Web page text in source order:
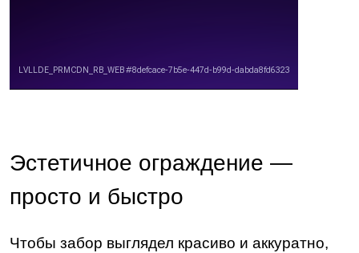
Эстетичное ограждение —
просто и быстро
Чтобы забор выглядел красиво и аккуратно,